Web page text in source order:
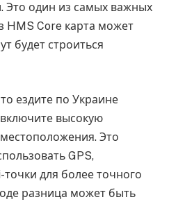
Это один из самых важных
HMS Core карта может
будет строиться
ездите по Украине
высокую
Это
GPS,
для более точного
разница может быть